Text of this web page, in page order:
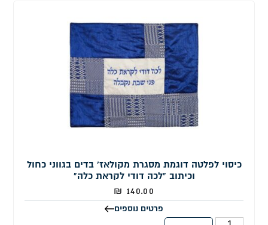
כיסוי לפלטה דוגמת מסגרת מקולאז' בדים בגווני כחול
וכיתוב "לכה דודי לקראת כלה"
140.00
₪
פרטים נוספים